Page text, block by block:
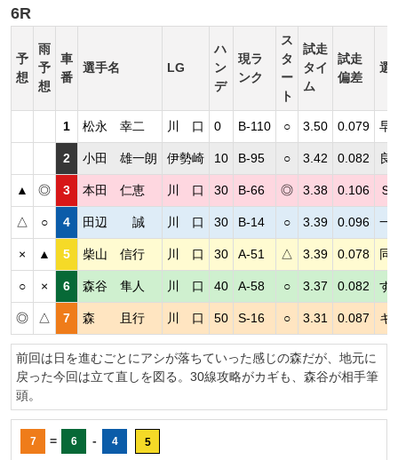
6R
予
想
雨
予
想
車
番
選手名 LG
ハ
ン
デ
現ラ
ンク
ス
タ
ー
ト
試走
タイ
ム
試走
偏差
選
1 松永 幸二 川 口 0 B-110 ○ 3.50 0.079 早
2 小田 雄一朗 伊勢崎 10 B-95 ○ 3.42 0.082 良
▲ ◎ 3 本田 仁恵 川 口 30 B-66 ◎ 3.38 0.106 Ｓ
△ ○ 4 田辺 誠 川 口 30 B-14 ○ 3.39 0.096 一
× ▲ 5 柴山 信行 川 口 30 A-51 △ 3.39 0.078 同
○ × 6 森谷 隼人 川 口 40 A-58 ○ 3.37 0.082 す
◎ △ 7 森 且行 川 口 50 S-16 ○ 3.31 0.087 キ
前回は日を進むごとにアシが落ちていった感じの森だが、地元に
戻った今回は立て直しを図る。30線攻略がカギも、森谷が相手筆
頭。
7 = 6 - 4 5